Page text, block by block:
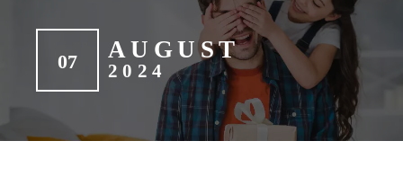
07 AUGUST
2024